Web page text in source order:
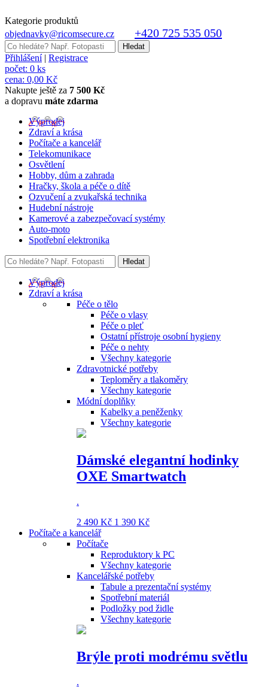
Kategorie produktů
objednavky@ricomsecure.cz
+420 725 535 050
Přihlášení| Registrace
počet: 0 ks
cena: 0,00 Kč
Nakupte ještě za 7 500 Kč
a dopravu máte zdarma
Výprodej
Zdraví a krása
Počítače a kancelář
Telekomunikace
Osvětlení
Hobby, dům a zahrada
Hračky, škola a péče o dítě
Ozvučení a zvukařská technika
Hudební nástroje
Kamerové a zabezpečovací systémy
Auto-moto
Spotřební elektronika
Výprodej
Zdraví a krása
Péče o tělo
Péče o vlasy
Péče o pleť
Ostatní přístroje osobní hygieny
Péče o nehty
Všechny kategorie
Zdravotnické potřeby
Teploměry a tlakoměry
Všechny kategorie
Módní doplňky
Kabelky a peněženky
Všechny kategorie
Dámské elegantní hodinky
OXE Smartwatch
.
2 490 Kč 1 390 Kč
Počítače a kancelář
Počítače
Reproduktory k PC
Všechny kategorie
Kancelářské potřeby
Tabule a prezentační systémy
Spotřební materiál
Podložky pod židle
Všechny kategorie
Brýle proti modrému světlu
.